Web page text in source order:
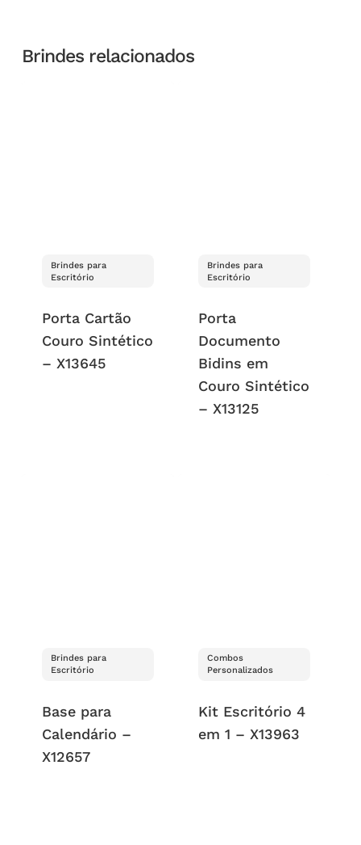
Brindes relacionados
Brindes para
Escritório
Porta Cartão
Couro Sintético
– X13645
Brindes para
Escritório
Porta
Documento
Bidins em
Couro Sintético
– X13125
Brindes para
Escritório
Base para
Calendário –
X12657
Combos
Personalizados
Kit Escritório 4
em 1 – X13963